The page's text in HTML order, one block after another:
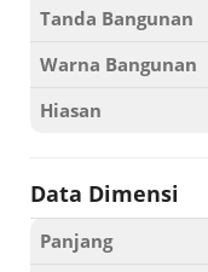
Tanda Bangunan
Warna Bangunan
Hiasan
Data Dimensi
Panjang